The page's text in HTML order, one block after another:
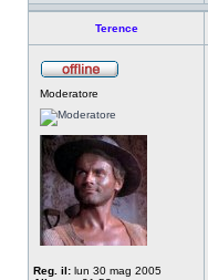
Terence
Moderatore
Reg. il: lun 30 mag 2005